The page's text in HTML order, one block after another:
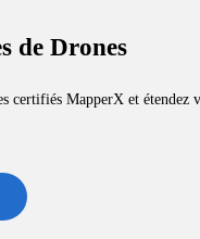
de Drones
certifiés MapperX et étendez